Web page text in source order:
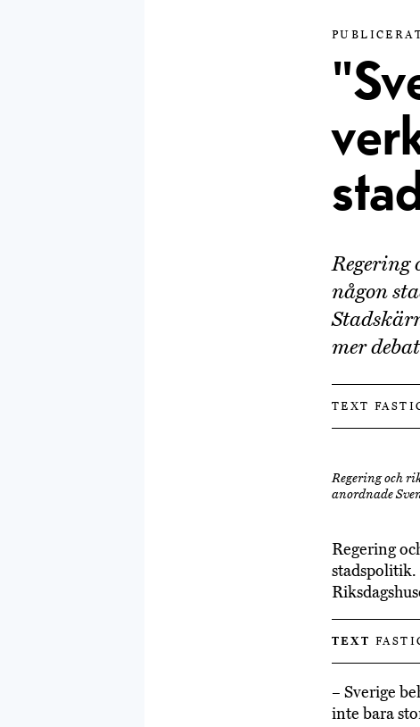
Regering
någon
mer
TEXT
Regering och
anordnade
Regering
TEXT
– Sverige
inte bara